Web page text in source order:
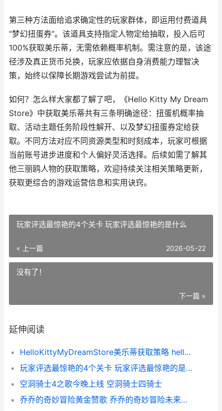
第三种方法面给追求确定性的玩家群体，即运用付费道具
“梦幻扭蛋券”。该道具支持指定人物定给抽取，投入后可
100%获取美乐蒂，无需依赖概率机制。需注意的是，该途
径涉及真正货币兑换，玩家应依据自身消费能力理智决
策，始终以保障长期游戏尝试为前提。
如何？怎么样大家都了解了吧，《Hello Kitty My Dream
Store》中获取美乐蒂共有三条明确途径：扭蛋机概率抽
取、活动主题任务阶段性解开、以及梦幻扭蛋券定给获
取。不同方法对应不同资源类型和时刻成本，玩家可根据
当前账号进步进度和个人偏好灵活选择。后续如需了解其
他三丽鸥人物的获取策略，欢迎持续关注相关策略更新，
获取更综合的游戏运营信息和实用诀窍。
玩家评选最惊艳的4个关卡 玩家评选最惊艳的是什么
« 上一篇 2026-05-22
没有了！
下一篇 »
延伸阅读
HelloKittyMyDreamStore美乐蒂获取策略 hellokittymydreamstore怎么下载
玩家评选最惊艳的4个关卡 玩家评选最惊艳的是什么
空洞骑士4之歌今晚上线 空洞骑士四骑士
乔乔的奇妙冒险黄金赞歌 乔乔的奇妙冒险未来遗产下载